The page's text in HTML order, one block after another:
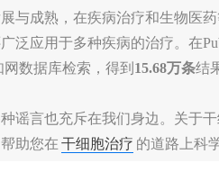
与成熟，在疾病治疗和生物医
泛应用于多种疾病的治疗。在
网数据库检索，得到 15.68万条结
谣言也充斥在我们身边。关于
助您在 干细胞治疗 的道路上科